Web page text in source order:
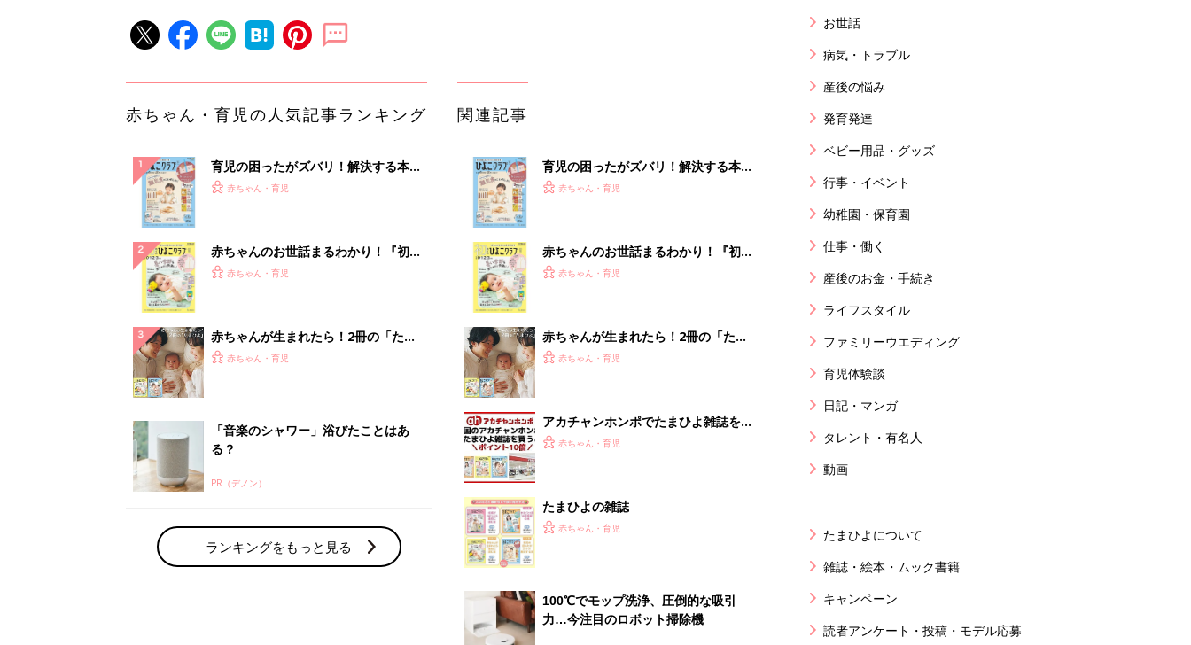
赤ちゃん・育児の人気記事ランキング
育児の困ったがズバリ！解決する本
『ひよこクラブ 秋号』 4カ月～2才
赤ちゃん・育児
赤ちゃんのお世話まるわかり！『初め
てのひよこクラブ 夏号』〈巻頭大特
赤ちゃん・育児
赤ちゃんが生まれたら！2冊の「たま
ひよ」
赤ちゃん・育児
「音楽のシャワー」浴びたことはあ
る？
PR（デノン）
ランキングをもっと見る
関連記事
育児の困ったがズバリ！解決する本
『ひよこクラブ 秋号』 4カ月～2才
赤ちゃん・育児
赤ちゃんのお世話まるわかり！『初め
てのひよこクラブ 夏号』〈巻頭大特
赤ちゃん・育児
赤ちゃんが生まれたら！2冊の「たま
ひよ」
赤ちゃん・育児
アカチャンホンポでたまひよ雑誌を買
うとポイント10倍【期間限定】
赤ちゃん・育児
たまひよの雑誌
赤ちゃん・育児
100℃でモップ洗浄、圧倒的な吸引
力…今注目のロボット掃除機
お世話
病気・トラブル
産後の悩み
発育発達
ベビー用品・グッズ
行事・イベント
幼稚園・保育園
仕事・働く
産後のお金・手続き
ライフスタイル
ファミリーウエディング
育児体験談
日記・マンガ
タレント・有名人
動画
たまひよについて
雑誌・絵本・ムック書籍
キャンペーン
読者アンケート・投稿・モデル応募